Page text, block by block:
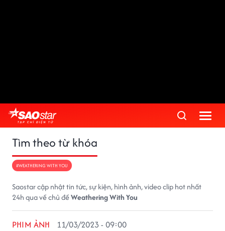
Tìm theo từ khóa
#WEATHERING WITH YOU
Saostar cập nhật tin tức, sự kiện, hình ảnh, video clip hot nhất
24h qua về chủ đềWeathering With You
PHIM ẢNH 11/03/2023 - 09:00